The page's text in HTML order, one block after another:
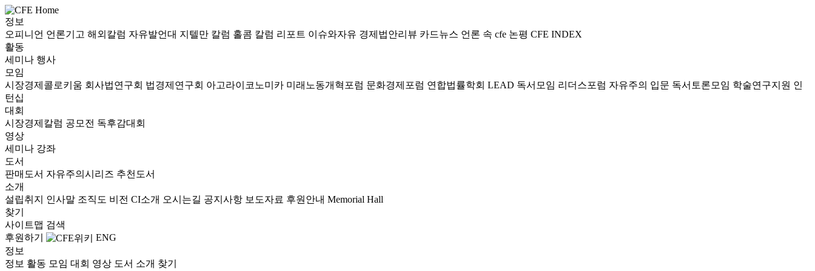
정보
오피니언 언론기고 해외칼럼 자유발언대 지텔만 칼럼 홀콤 칼럼 리포트 이슈와자유 경제법안리뷰 카드뉴스 언론 속 cfe 논평 CFE INDEX
활동
세미나 행사
모임
시장경제콜로키움 회사법연구회 법경제연구회 아고라이코노미카 미래노동개혁포럼 문화경제포럼 연합법률학회 LEAD 독서모임 리더스포럼 자유주의 입문 독서토론모임 학술연구지원 인
턴십
대회
시장경제칼럼 공모전 독후감대회
영상
세미나 강좌
도서
판매도서 자유주의시리즈 추천도서
소개
설립취지 인사말 조직도 비전 CI소개 오시는길 공지사항 보도자료 후원안내 Memorial Hall
찾기
사이트맵 검색
후원하기
ENG
정보
정보 활동 모임 대회 영상 도서 소개 찾기